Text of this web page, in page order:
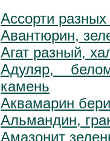
Ассорти
Авантюрин,
Агат разный,
Адуляр,
камень
Аквамарин
Альмандин,
Амазонит